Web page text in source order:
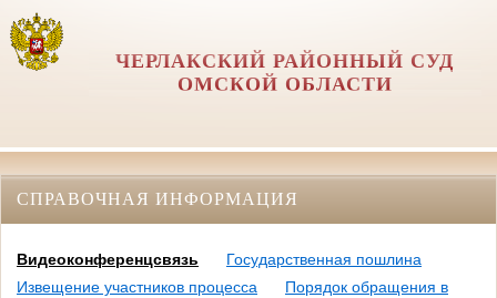
ЧЕРЛАКСКИЙ РАЙОННЫЙ СУД
ОМСКОЙ ОБЛАСТИ
СПРАВОЧНАЯ ИНФОРМАЦИЯ
Видеоконференцсвязь
Государственная пошлина
Извещение участников процесса
Порядок обращения в